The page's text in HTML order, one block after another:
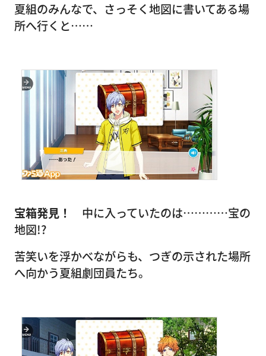
夏組のみんなで、さっそく地図に書いてある場
所へ行くと……
宝箱発見！
中に入っていたのは…………宝の
地図!?
苦笑いを浮かべながらも、つぎの示された場所
へ向かう夏組劇団員たち。